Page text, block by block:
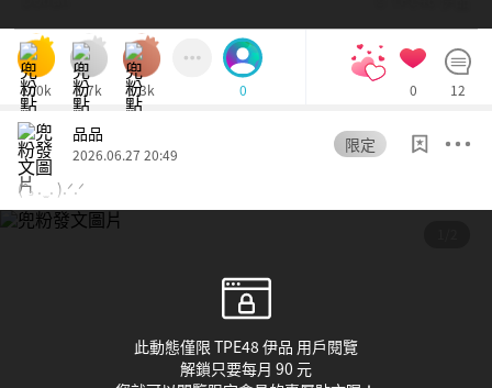
100k 1.7k 1.3k 0 0 12
品品
2026.06.27 20:49
限定
(ˆ꜆ . ̫ . ).ᐟ.ᐟ
此動態僅限 TPE48 伊品 用戶閱覽
解鎖只要每月 90 元